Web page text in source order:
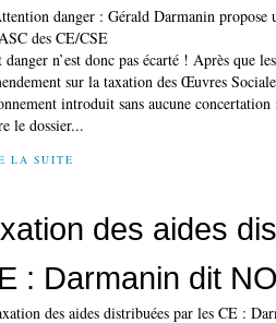
danger n’est donc pas écarté ! Après que
sur la taxation des Œuvres
introduit sans aucune
le dossier...
LA SUITE
des aides
: Darmanin dit